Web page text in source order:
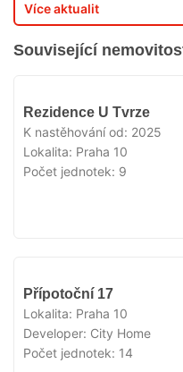
Více aktualit
Související
Rezidence U Tvrze
K nastěhování od: 2025
Lokalita: Praha 10
Počet jednotek: 9
Přípotoční 17
Lokalita: Praha 10
Developer: City Home
Počet jednotek: 14